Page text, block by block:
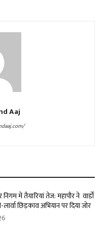
Aaj
में तैयारियां तेज: महापौर ने वार्डों
छिड़काव अभियान पर दिया जोर